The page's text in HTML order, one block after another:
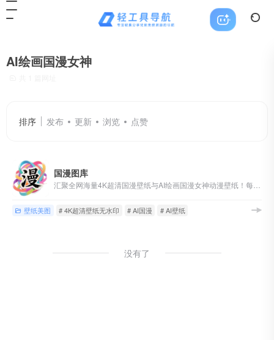
AI绘画国漫女神
排序 发布 更新 浏览 点赞
国漫图库
壁纸美图 # 4K超清壁纸无水印 # AI国漫 # AI壁纸
没有了